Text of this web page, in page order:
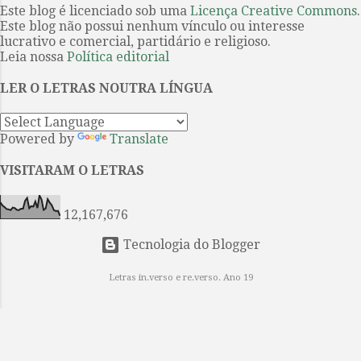
estamos falando. A forma, a beleza,
...
vencedor do Nobel de Literatura
John Steinbeck . Eles são uma dupla
improvável: George é “pequeno e
inquietos e traços marcados,
fortes”; e Lennie é seu oposto, um
sujeito enorme com a mente de
uma criança. Entretanto, de certa
maneira, eles construíram uma
da alienação. Trabalhadores braçais
dos camp...
Este blog é licenciado sob uma Licença Creative Commons.
Este blog não possui nenhum vínculo ou interesse
lucrativo e comercial, partidário e religioso.
Leia nossa Política editorial
LER O LETRAS NOUTRA LÍNGUA
Powered by Translate
VISITARAM O LETRAS
12,167,676
Tecnologia do Blogger
Letras in.verso e re.verso. Ano 19